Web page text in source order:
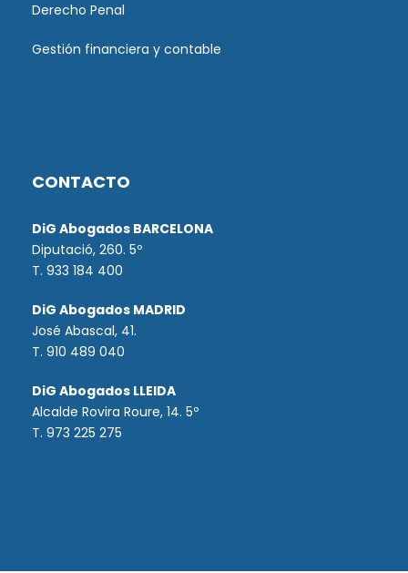
Derecho Penal
Gestión financiera y contable
CONTACTO
DiG Abogados BARCELONA
Diputació, 260. 5º
T. 933 184 400
DiG Abogados MADRID
José Abascal, 41.
T. 910 489 040
DiG Abogados LLEIDA
Alcalde Rovira Roure, 14. 5º
T. 973 225 275